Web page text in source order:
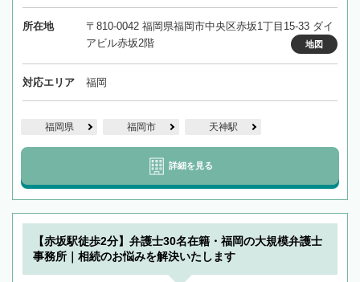
所在地
〒810-0042 福岡県福岡市中央区赤坂1丁目15-33 ダイ
アビル赤坂2階
地図
対応エリア 福岡
福岡県 福岡市 天神駅
詳細を見る
【赤坂駅徒歩2分】弁護士30名在籍・福岡の大規模弁護士
事務所｜相続のお悩みを解決いたします